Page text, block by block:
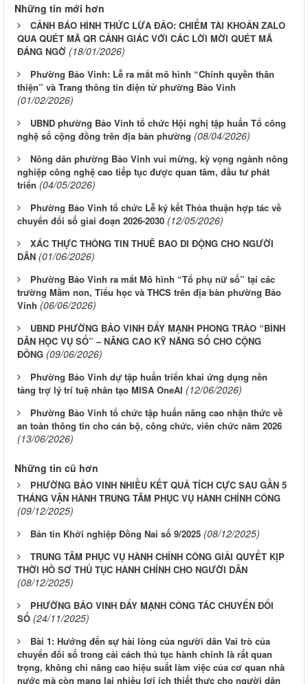
Những tin mới hơn
CẢNH BÁO HÌNH THỨC LỪA ĐẢO: CHIẾM TÀI KHOẢN ZALO
QUA QUÉT MÃ QR CẢNH GIÁC VỚI CÁC LỜI MỜI QUÉT MÃ
ĐÁNG NGỜ (18/01/2026)
Phường Bảo Vinh: Lễ ra mắt mô hình “Chính quyền thân
thiện” và Trang thông tin điện tử phường Bảo Vinh
(01/02/2026)
UBND phường Bảo Vinh tổ chức Hội nghị tập huấn Tổ công
nghệ số cộng đồng trên địa bàn phường (08/04/2026)
Nông dân phường Bảo Vinh vui mừng, kỳ vọng ngành nông
nghiệp công nghệ cao tiếp tục được quan tâm, đầu tư phát
triển (04/05/2026)
Phường Bảo Vinh tổ chức Lễ ký kết Thỏa thuận hợp tác về
chuyển đổi số giai đoạn 2026-2030 (12/05/2026)
XÁC THỰC THÔNG TIN THUÊ BAO DI ĐỘNG CHO NGƯỜI
DÂN (01/06/2026)
Phường Bảo Vinh ra mắt Mô hình “Tổ phụ nữ số” tại các
trường Mầm non, Tiểu học và THCS trên địa bàn phường Bảo
Vinh (06/06/2026)
UBND PHƯỜNG BẢO VINH ĐẨY MẠNH PHONG TRÀO “BÌNH
DÂN HỌC VỤ SỐ” – NÂNG CAO KỸ NĂNG SỐ CHO CỘNG
ĐỒNG (09/06/2026)
Phường Bảo Vinh dự tập huấn triển khai ứng dụng nền
tảng trợ lý trí tuệ nhân tạo MISA OneAI (12/06/2026)
Phường Bảo Vinh tổ chức tập huấn nâng cao nhận thức về
an toàn thông tin cho cán bộ, công chức, viên chức năm 2026
(13/06/2026)
Những tin cũ hơn
PHƯỜNG BẢO VINH NHIỀU KẾT QUẢ TÍCH CỰC SAU GẦN 5
THÁNG VẬN HÀNH TRUNG TÂM PHỤC VỤ HÀNH CHÍNH CÔNG
(09/12/2025)
Bản tin Khởi nghiệp Đồng Nai số 9/2025 (08/12/2025)
TRUNG TÂM PHỤC VỤ HÀNH CHÍNH CÔNG GIẢI QUYẾT KỊP
THỜI HỒ SƠ THỦ TỤC HÀNH CHÍNH CHO NGƯỜI DÂN
(08/12/2025)
PHƯỜNG BẢO VINH ĐẨY MẠNH CÔNG TÁC CHUYỂN ĐỔI
SỐ (24/11/2025)
Bài 1: Hướng đến sự hài lòng của người dân Vai trò của
chuyển đổi số trong cải cách thủ tục hành chính là rất quan
trọng, không chỉ nâng cao hiệu suất làm việc của cơ quan nhà
nước mà còn mang lại nhiều lợi ích thiết thực cho người dân